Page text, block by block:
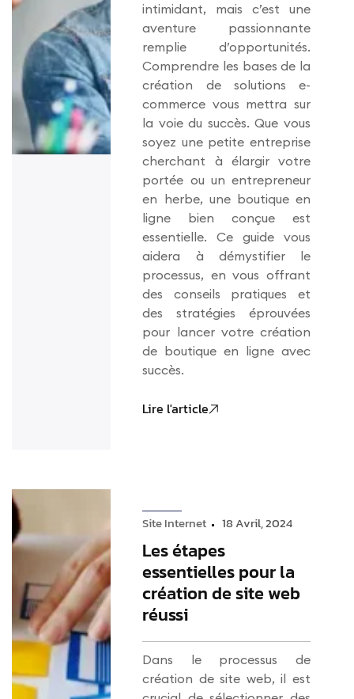
intimidant, mais c’est une
aventure passionnante
remplie d’opportunités.
Comprendre les bases de la
création de solutions e-
commerce vous mettra sur
la voie du succès. Que vous
soyez une petite entreprise
cherchant à élargir votre
portée ou un entrepreneur
en herbe, une boutique en
ligne bien conçue est
essentielle. Ce guide vous
aidera à démystifier le
processus, en vous offrant
des conseils pratiques et
des stratégies éprouvées
pour lancer votre création
de boutique en ligne avec
succès.
Lire l'article
Site Internet 18 Avril, 2024
Les étapes
essentielles pour la
création de site web
réussi
Dans le processus de
création de site web, il est